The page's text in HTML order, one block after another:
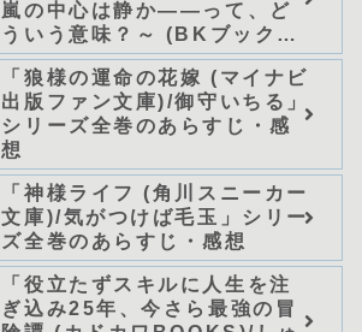
嵐の中心は静か――って、ど
ういう意味？～ (BKブック
ス)/唖鳴蝉」シリーズ全巻のあ
らすじ・感想
「狼様の運命の花嫁 (マイナビ
出版ファン文庫)/御守いちる」
シリーズ全巻のあらすじ・感
想
「神様ライフ (角川スニーカー
文庫)/気がつけば毛玉」シリー
ズ全巻のあらすじ・感想
「役立たずスキルに人生を注
ぎ込み25年、今さら最強の冒